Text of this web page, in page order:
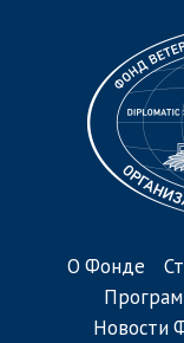
О Фонде
Новости